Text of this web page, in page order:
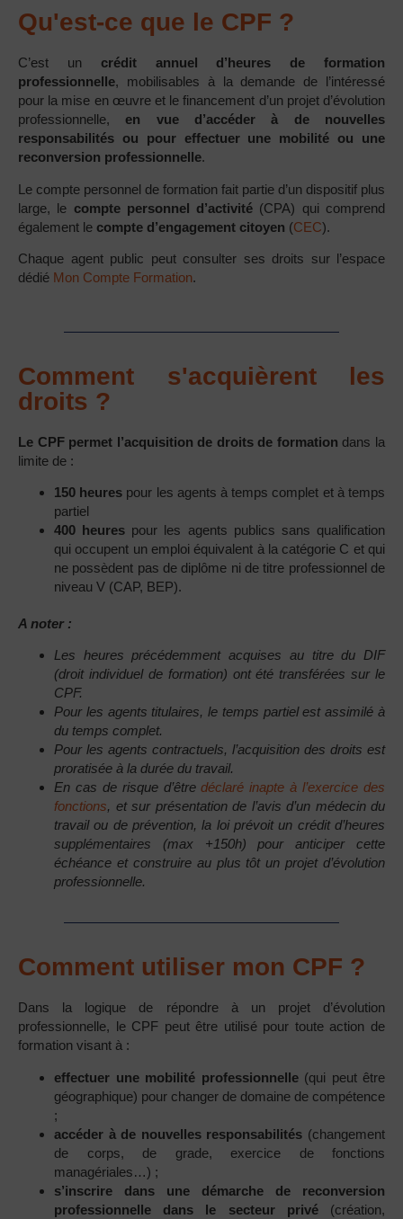
Qu'est-ce que le CPF ?
C’est un crédit annuel d’heures de formation
professionnelle, mobilisables à la demande de l’intéressé
pour la mise en œuvre et le financement d’un projet d’évolution
professionnelle, en vue d’accéder à de nouvelles
responsabilités ou pour effectuer une mobilité ou une
reconversion professionnelle.
Le compte personnel de formation fait partie d’un dispositif plus
large, le compte personnel d’activité (CPA) qui comprend
également le compte d’engagement citoyen (CEC).
Chaque agent public peut consulter ses droits sur l’espace
dédié Mon Compte Formation.
Comment s'acquièrent les
droits ?
Le CPF permet l’acquisition de droits de formation dans la
limite de :
150 heures pour les agents à temps complet et à temps
partiel
400 heures pour les agents publics sans qualification
qui occupent un emploi équivalent à la catégorie C et qui
ne possèdent pas de diplôme ni de titre professionnel de
niveau V (CAP, BEP).
A noter :
Les heures précédemment acquises au titre du DIF
(droit individuel de formation) ont été transférées sur le
CPF.
Pour les agents titulaires, le temps partiel est assimilé à
du temps complet.
Pour les agents contractuels, l’acquisition des droits est
proratisée à la durée du travail.
En cas de risque d’êtredéclaré inapte à l’exercice des
fonctions, et sur présentation de l’avis d’un médecin du
travail ou de prévention, la loi prévoit un crédit d’heures
supplémentaires (max +150h) pour anticiper cette
échéance et construire au plus tôt un projet d’évolution
professionnelle.
Comment utiliser mon CPF ?
Dans la logique de répondre à un projet d’évolution
professionnelle, le CPF peut être utilisé pour toute action de
formation visant à :
effectuer une mobilité professionnelle(qui peut être
géographique) pour changer de domaine de compétence
;
accéder à de nouvelles responsabilités (changement
de corps, de grade, exercice de fonctions
managériales…) ;
s’inscrire dans une démarche de reconversion
professionnelle dans le secteur privé(création,